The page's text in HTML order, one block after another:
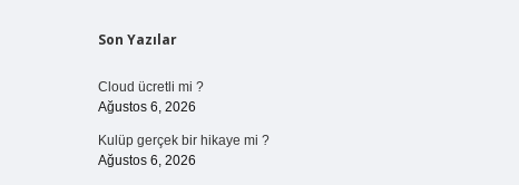
Sidebar
Son Yazılar
Cloud ücretli mi ?
Ağustos 6, 2026
Kulüp gerçek bir hikaye mi ?
Ağustos 6, 2026